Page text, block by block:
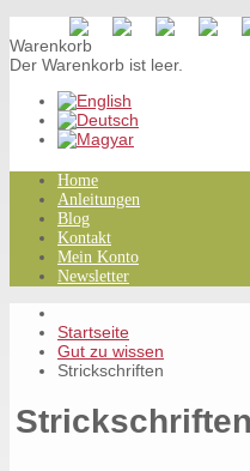
Warenkorb
Der Warenkorb ist leer.
Home
Anleitungen
Blog
Kontakt
Mein Konto
Newsletter
Startseite
Gut zu wissen
Strickschriften
Strickschriften